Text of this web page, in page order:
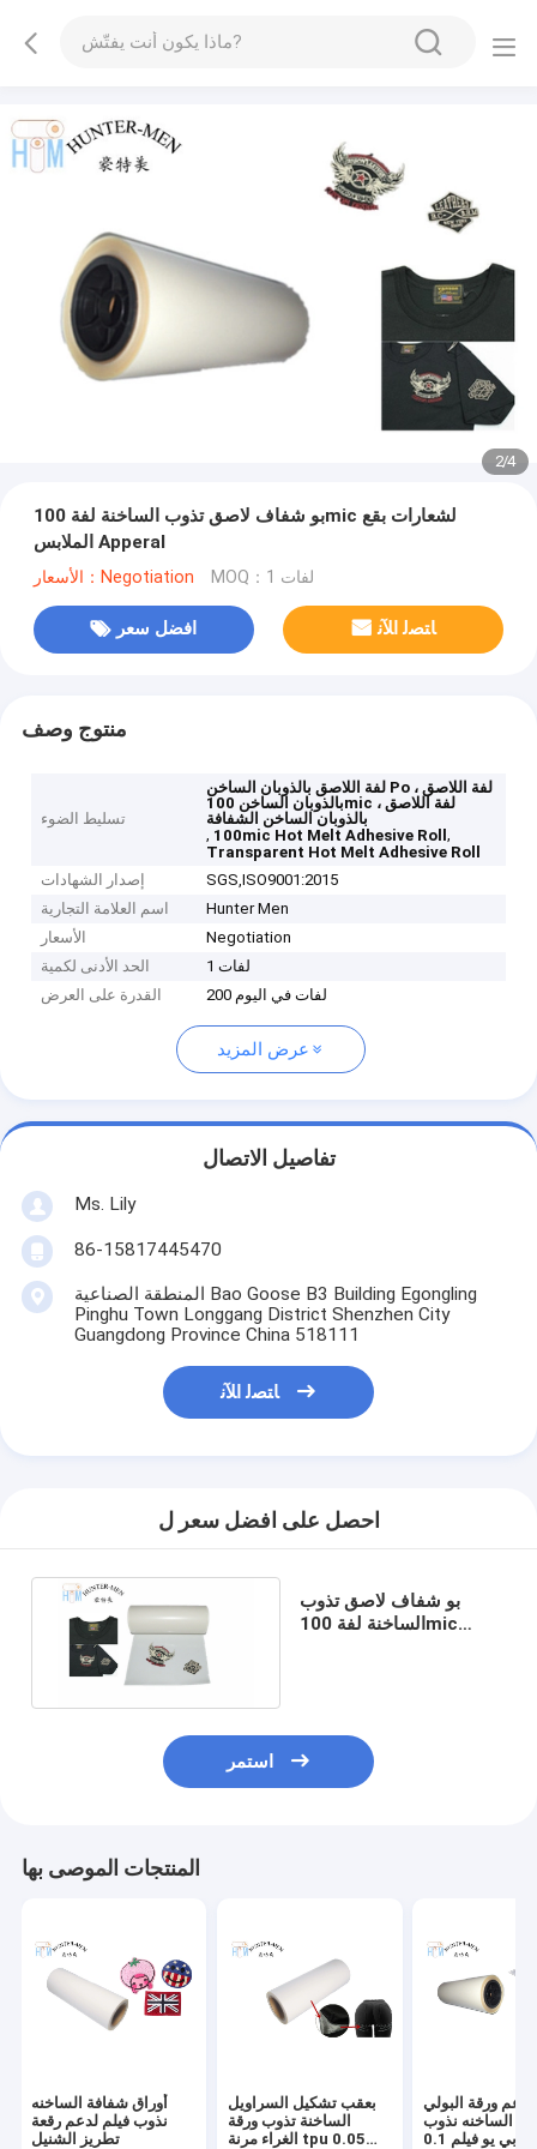
2/4
بو شفاف لاصق تذوب الساخنة لفة 100mic لشعارات بقع
الملابس Apperal
الأسعار：Negotiation MOQ：1 لفات
افضل سعر ﺎﺘﺼﻟ ﺍﻶﻧ
منتوج وصف
تسليط الضوء
لفة اللاصق بالذوبان الساخن Po ، لفة اللاصق
بالذوبان الساخن 100mic ، لفة اللاصق
بالذوبان الساخن الشفافة
, 100mic Hot Melt Adhesive Roll,
Transparent Hot Melt Adhesive Roll
إصدار الشهادات
SGS,ISO9001:2015
اسم العلامة التجارية
Hunter Men
الأسعار
Negotiation
الحد الأدنى لكمية
1 لفات
القدرة على العرض
200 لفات في اليوم
عرض المزيد
تفاصيل الاتصال
Ms. Lily
86-15817445470
المنطقة الصناعية Bao Goose B3 Building Egongling
Pinghu Town Longgang District Shenzhen City
Guangdong Province China 518111
ﺎﺘﺼﻟ ﺍﻶﻧ
احصل على افضل سعر ل
بو شفاف لاصق تذوب
الساخنة لفة 100mic
استمر
المنتجات الموصى بها
أوراق شفافة الساخنه
نذوب فيلم لدعم رقعة
تطريز الشنيل
بعقب تشكيل السراويل
الساخنة تذوب ورقة
الغراء مرنة tpu 0.05
دعم ورقة البولي
الساخنه نذوب
لاصق تي بي يو فيلم 0.1